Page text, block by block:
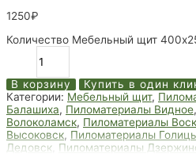
1250₽
Количество Мебельный щит
В корзину
Купить в один
Категории: Мебельный щит,
Балашиха, Пиломатериалы Видное,
Волоколамск, Пиломатериалы
Высоковск, Пиломатериалы
Дедовск Пиломатериалы